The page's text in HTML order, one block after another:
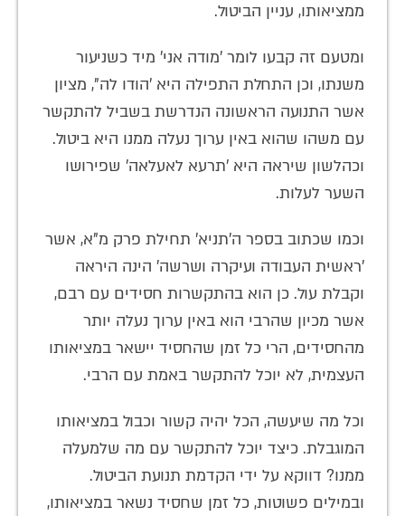
ממציאותו, עניין הביטול.
ומטעם זה קבעו לומר 'מודה אני' מיד כשניעור
משנתו, וכן התחלת התפילה היא 'הודו לה", מציון
אשר התנועה הראשונה הנדרשת בשביל להתקשר
עם משהו שהוא באין ערוך נעלה ממנו היא ביטול.
וכהלשון שיראה היא 'תרעא לאעלאה' שפירושו
השער לעלות.
וכמו שכתוב בספר ה'תניא' תחילת פרק מ"א, אשר
'ראשית העבודה ועיקרה ושרשה' הינה היראה
וקבלת עול. כן הוא בהתקשרות חסידים עם רבם,
אשר מכיון שהרבי הוא באין ערוך נעלה יותר
מהחסידים, הרי כל זמן שהחסיד יישאר במציאותו
העצמית, לא יוכל להתקשר באמת עם הרבי.
וכל מה שיעשה, הכל יהיה קשור וכבול במציאותו
המוגבלת. כיצד יוכל להתקשר עם מה שלמעלה
ממנו? דווקא על ידי הקדמת תנועת הביטול.
ובמילים פשוטות, כל זמן שחסיד נשאר במציאותו,